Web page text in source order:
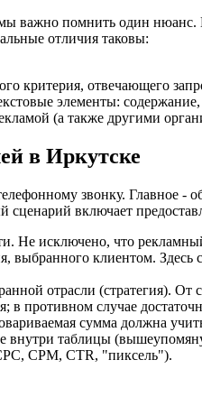
важно помнить один
отличия таковы:
критерия, отвечающего
элементы: содержание,
(а также другими
в Иркутске
звонку. Главное
включает
Не исключено, что
выбранного клиентом. Здесь
отрасли (стратегия). От
в противном случае
сумма должна
внутри таблицы
CPM, CTR, "пиксель").